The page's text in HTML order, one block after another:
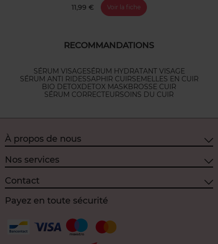
11,99 € Voir la fiche
RECOMMANDATIONS
SÉRUM VISAGESÉRUM HYDRATANT VISAGE
SÉRUM ANTI RIDESSAPHIR CUIRSEMELLES EN CUIR
BIO DETOXDETOX MASKBROSSE CUIR
SÉRUM CORRECTEURSOINS DU CUIR
À propos de nous
Nos services
Contact
Payez en toute sécurité